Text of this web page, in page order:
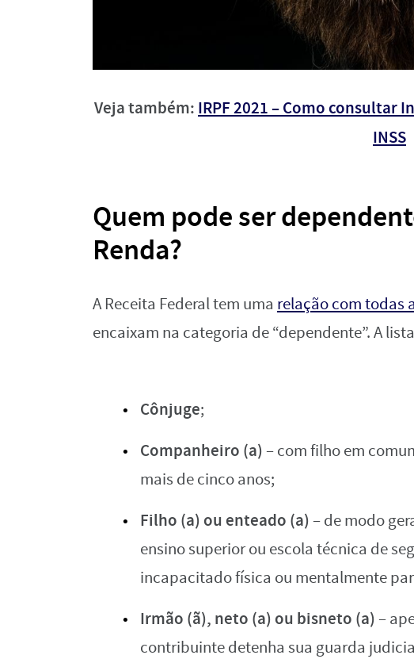
Veja também: IRPF 2021 – Como
INSS
Quem pode ser
Renda?
A Receita Federal tem uma relação com todas
encaixam na categoria de “dependente”. A
Cônjuge;
Companheiro (a)– com filho em
mais de cinco anos;
Filho (a) ou enteado (a)– de modo
ensino superior ou escola técnica de
incapacitado física ou mentalmente
Irmão (ã), neto (a) ou bisneto (a)–
contribuinte detenha sua guarda